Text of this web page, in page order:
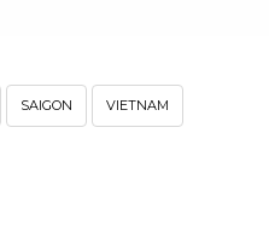
SAIGON VIETNAM